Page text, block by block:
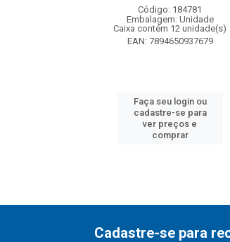
Código: 184781
Embalagem: Unidade
Caixa contém 12 unidade(s)
EAN: 7894650937679
Faça seu login ou
cadastre-se para
ver preços e
comprar
Cadastre-se para